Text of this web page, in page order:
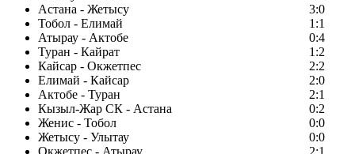
Астана - Жетысу
3:0
Тобол - Елимай
1:1
Атырау - Актобе
0:4
Туран - Кайрат
1:2
Кайсар - Окжетпес
2:2
Елимай - Кайсар
2:0
Актобе - Туран
2:1
Кызыл-Жар СК - Астана
0:2
Женис - Тобол
0:0
Жетысу - Улытау
0:0